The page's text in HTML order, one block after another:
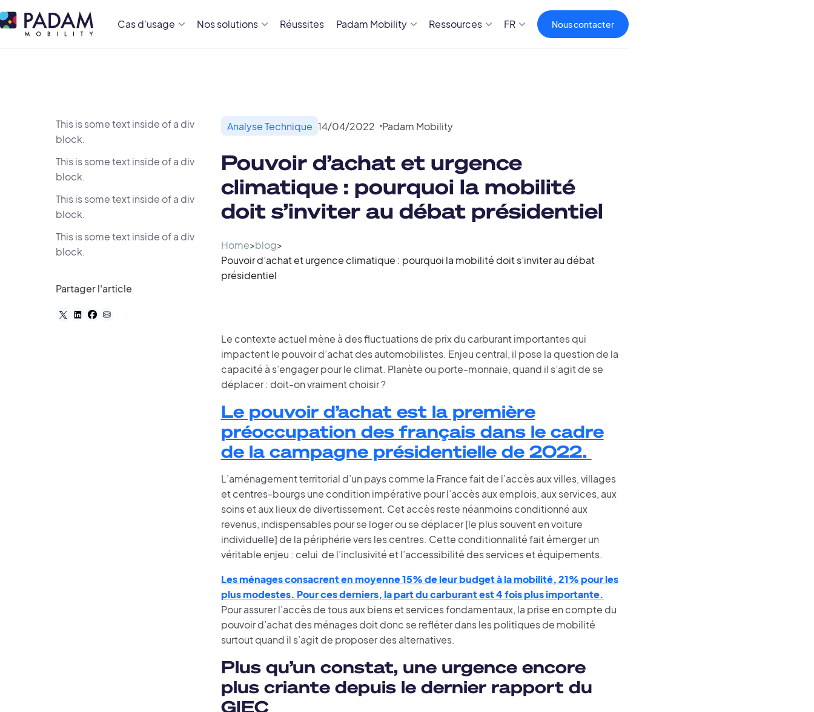
Cas d'usage Nos solutions Réussites Padam Mobility Ressources FR Nous contacter
This is some text inside of a div
block.
This is some text inside of a div
block.
This is some text inside of a div
block.
This is some text inside of a div
block.
Partager l'article
Home>blog>
Pouvoir d’achat et urgence climatique : pourquoi la mobilité doit s’inviter au débat
présidentiel
Pouvoir d’achat et urgence
climatique : pourquoi la mobilité
doit s’inviter au débat présidentiel
Analyse Technique 14/04/2022 Padam Mobility
Le contexte actuel mène à des fluctuations de prix du carburant importantes qui
impactent le pouvoir d’achat des automobilistes. Enjeu central, il pose la question de la
capacité à s’engager pour le climat. Planète ou porte-monnaie, quand il s’agit de se
déplacer : doit-on vraiment choisir ?
Le pouvoir d’achat est la première
préoccupation des français dans le cadre
de la campagne présidentielle de 2022.
L’aménagement territorial d’un pays comme la France fait de l’accès aux villes, villages
et centres-bourgs une condition impérative pour l’accès aux emplois, aux services, aux
soins et aux lieux de divertissement. Cet accès reste néanmoins conditionné aux
revenus, indispensables pour se loger ou se déplacer [le plus souvent en voiture
individuelle] de la périphérie vers les centres. Cette conditionnalité fait émerger un
véritable enjeu : celui de l’inclusivité et l’accessibilité des services et équipements.
Les ménages consacrent en moyenne 15% de leur budget à la mobilité, 21% pour les
plus modestes. Pour ces derniers, la part du carburant est 4 fois plus importante.
Pour assurer l’accès de tous aux biens et services fondamentaux, la prise en compte du
pouvoir d’achat des ménages doit donc se refléter dans les politiques de mobilité
surtout quand il s’agit de proposer des alternatives.
Plus qu’un constat, une urgence encore
plus criante depuis le dernier rapport du
GIEC